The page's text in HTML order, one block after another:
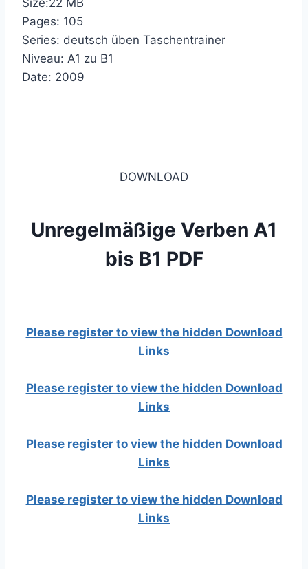
Size:22 MB
Pages: 105
Series: deutsch üben Taschentrainer
Niveau: A1 zu B1
Date: 2009
DOWNLOAD
Unregelmäßige Verben A1
bis B1 PDF
Please register to view the hidden Download
Links
Please register to view the hidden Download
Links
Please register to view the hidden Download
Links
Please register to view the hidden Download
Links